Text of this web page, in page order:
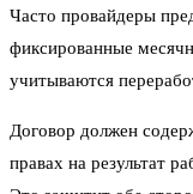
Часто провайдеры
фиксированные
учитываются
Договор должен
правах на результат